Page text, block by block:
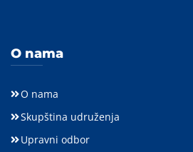
O nama
O nama
Skupština udruženja
Upravni odbor